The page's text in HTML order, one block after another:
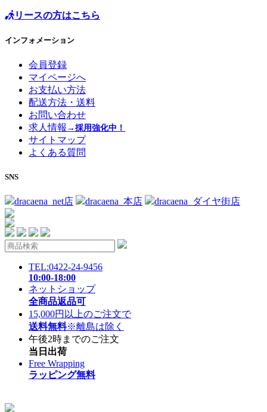
リースの方はこちら
インフォメーション
会員登録
マイページへ
お支払い方法
配送方法・送料
お問い合わせ
求人情報 →採用強化中！
サイトマップ
よくある質問
SNS
dracaena_net店 dracaena_本店 dracaena_ダイヤ街店
TEL:0422-24-9456
10:00-18:00
ネットショップ
全商品返品可
15,000円以上のご注文で
送料無料※離島は除く
午後2時までのご注文
当日出荷
Free Wrapping
ラッピング無料